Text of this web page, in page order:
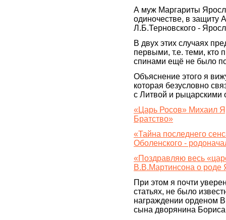
А муж Маргариты
одиночестве, в защиту
Л.Б.Терновского -
В двух этих случаях
первыми, т.е. теми, кто
спинами ещё не было
Объяснение этого я
которая безусловно
с Литвой и рыцарскими
«Царь Росов» Михаил
Братство»
«Тайна последнего
Оболенского -
«Поздравляю весь
В.В.Мартинсона о роде
При этом я почти
статьях, не было
награждении орденом
сына дворянина